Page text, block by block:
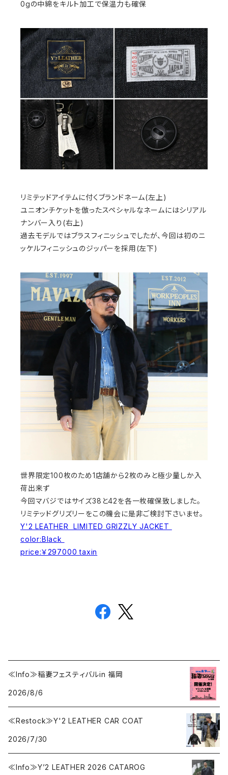
0gの中綿をキルト加工で保温力も確保
リミテッドアイテムに付くブランドネーム(左上)
ユニオンチケットを倣ったスペシャルなネームにはシリアル
ナンバー入り(右上)
過去モデルではブラスフィニッシュでしたが、今回は初のニ
ッケルフィニッシュのジッパーを採用(左下)
世界限定100枚のため1店舗から2枚のみと極少量しか入
荷出来ず
今回マバジではサイズ38と42を各一枚確保致しました。
リミテッドグリズリーをこの機会に是非ご検討下さいませ。
Y'2 LEATHER LIMITED GRIZZLY JACKET
color:Black
price:￥297000 taxin
≪Info≫稲妻フェスティバルin 福岡
2026/8/6
≪Restock≫Y'2 LEATHER CAR COAT
2026/7/30
≪Info≫Y’2 LEATHER 2026 CATAROG